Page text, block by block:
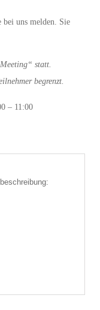
bei uns melden. Sie
statt.
begrenzt.
– 11:00